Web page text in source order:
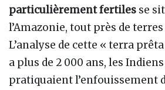
particulièrement fertiles se
l’Amazonie, tout près de
L’analyse de cette « terra
a plus de 2 000 ans, les
pratiquaient l’enfouissement